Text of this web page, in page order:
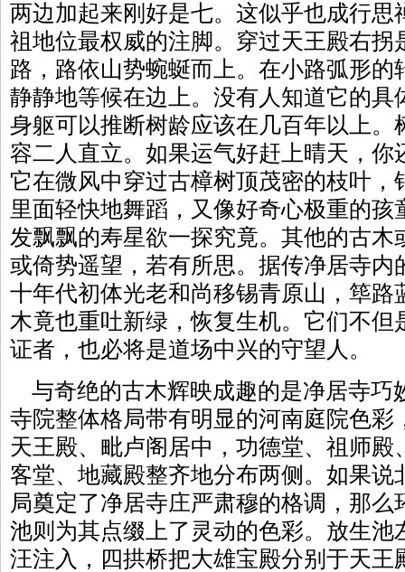
两边加起来刚好是七。这似乎也成行思
祖地位最权威的注脚。穿过天王殿右拐
路，路依山势蜿蜒而上。在小路弧形的
静静地等候在边上。没有人知道它的具
身躯可以推断树龄应该在几百年以上。
容二人直立。如果运气好赶上晴天，你
它在微风中穿过古樟树顶茂密的枝叶，
里面轻快地舞蹈，又像好奇心极重的
发飘飘的寿星欲一探究竟。其他的古木
或倚势遥望，若有所思。据传净居寺内
十年代初体光老和尚移锡青原山，筚路
木竟也重吐新绿，恢复生机。它们不但
证者，也必将是道场中兴的守望人。
与奇绝的古木辉映成趣的是净居寺巧
寺院整体格局带有明显的河南庭院色彩
天王殿、毗卢阁居中，功德堂、祖师
客堂、地藏殿整齐地分布两侧。如果说
局奠定了净居寺庄严肃穆的格调，那
池则为其点缀上了灵动的色彩。放生池
汪注入，四拱桥把大雄宝殿分别于天王